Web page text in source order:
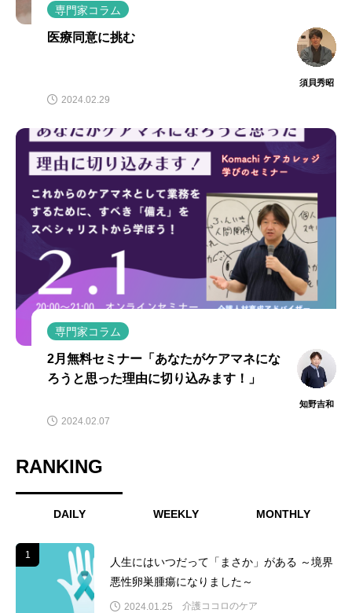
専門家コラム
医療同意に挑む
須貝秀昭
2024.02.29
専門家コラム
2月無料セミナー「あなたがケアマネにな
ろうと思った理由に切り込みます！」
知野吉和
2024.02.07
RANKING
DAILY WEEKLY MONTHLY
1
人生にはいつだって「まさか」がある ～境界
悪性卵巣腫瘍になりました～
2024.01.25 介護ココロのケア